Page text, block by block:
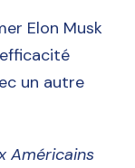
Elon Musk
un autre
Américains